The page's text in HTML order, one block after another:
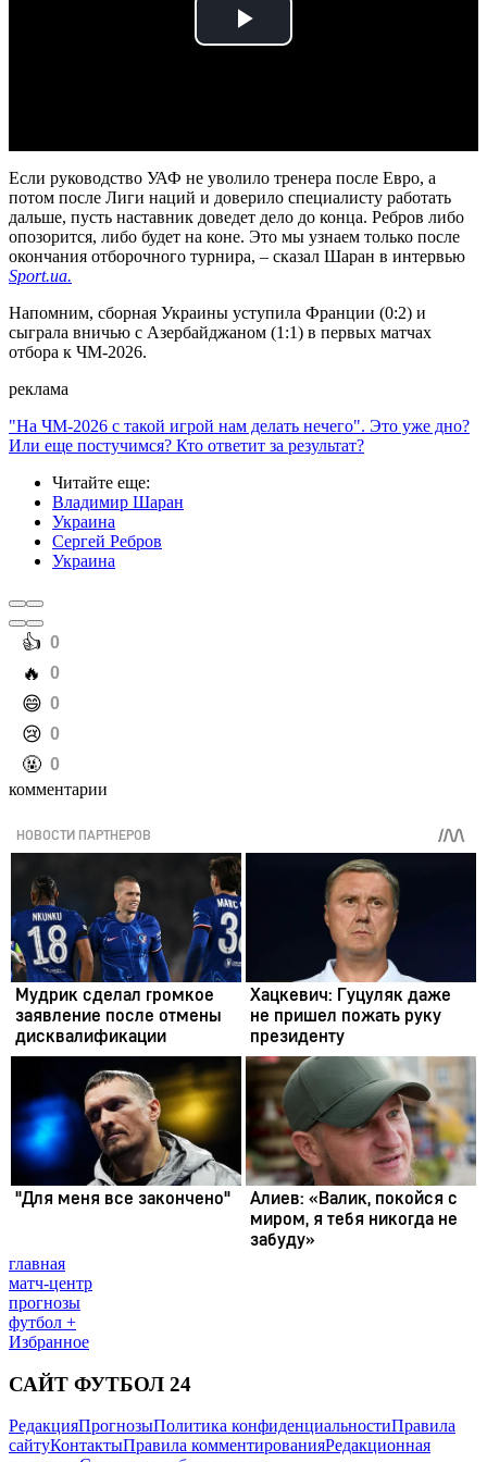
Play
Если руководство УАФ не уволило тренера после Евро, а
потом после Лиги наций и доверило специалисту работать
дальше, пусть наставник доведет дело до конца. Ребров либо
опозорится, либо будет на коне. Это мы узнаем только после
окончания отборочного турнира, – сказал Шаран в интервью
Sport.ua.
Напомним, сборная Украины уступила Франции (0:2) и
сыграла вничью с Азербайджаном (1:1) в первых матчах
отбора к ЧМ-2026.
реклама
"На ЧМ-2026 с такой игрой нам делать нечего". Это уже дно?
Или еще постучимся? Кто ответит за результат?
Читайте еще:
Владимир Шаран
Украина
Сергей Ребров
Украина
️👍 0
️🔥 0
️😄 0
️😢 0
️🤬 0
комментарии
главная
матч-центр
прогнозы
футбол +
Избранное
САЙТ ФУТБОЛ 24
РедакцияПрогнозыПолитика конфиденциальностиПравила
сайтуКонтактыПравила комментированияРедакционная